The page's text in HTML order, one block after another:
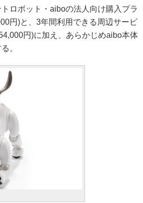
ロボット・aiboの法人向け購入プラ
円)と、3年間利用できる周辺サービ
円)に加え、あらかじめaibo本体
。